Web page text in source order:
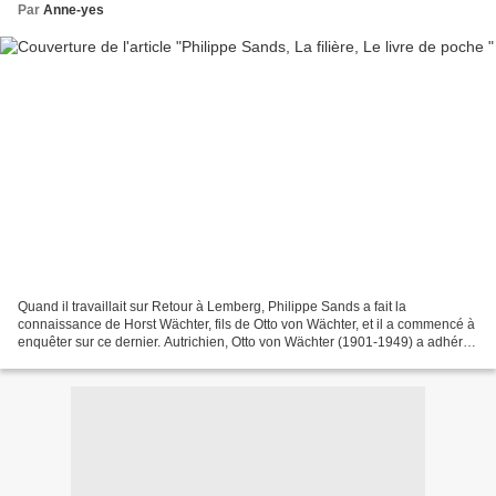
Par Anne-yes
Quand il travaillait sur Retour à Lemberg, Philippe Sands a fait la
connaissance de Horst Wächter, fils de Otto von Wächter, et il a commencé à
enquêter sur ce dernier. Autrichien, Otto von Wächter (1901-1949) a adhéré